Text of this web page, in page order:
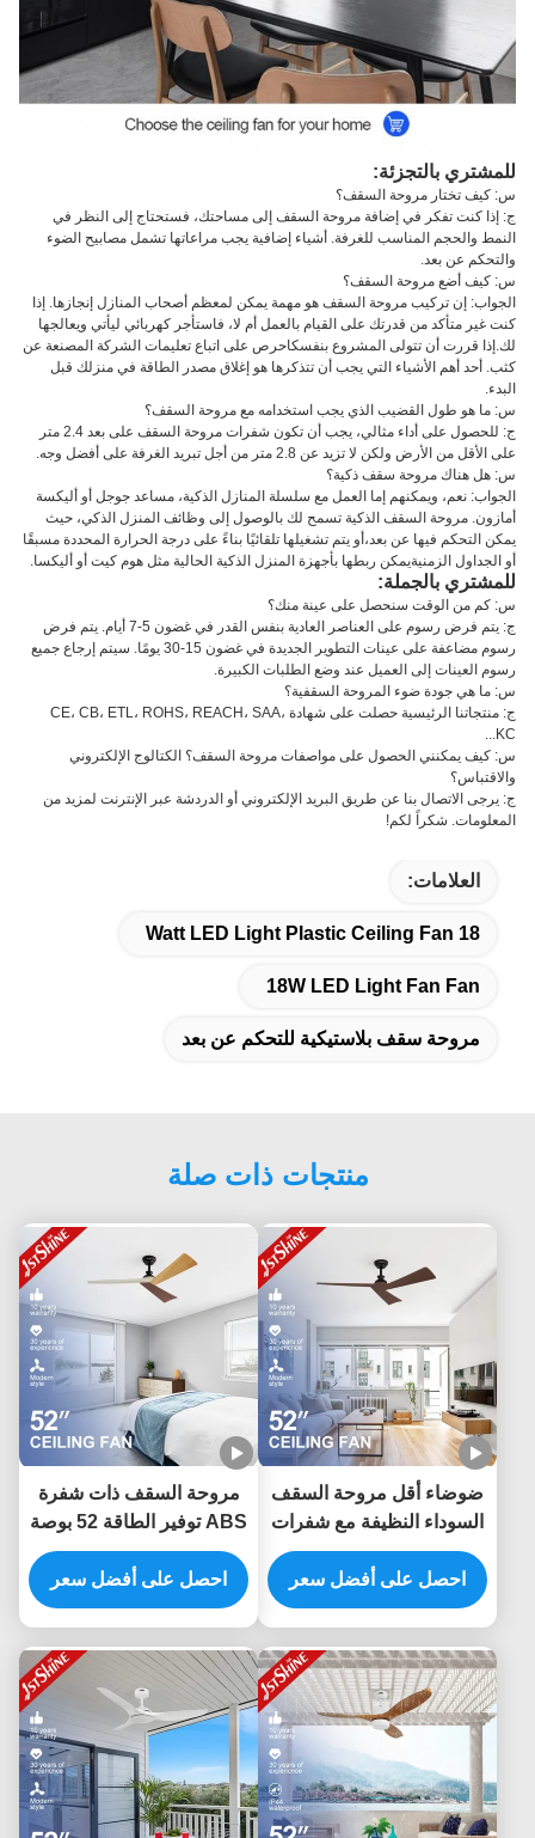
للمشتري بالتجزئة:
س: كيف تختار مروحة السقف؟
ج: إذا كنت تفكر في إضافة مروحة السقف إلى مساحتك، فستحتاج إلى النظر في
النمط والحجم المناسب للغرفة. أشياء إضافية يجب مراعاتها تشمل مصابيح الضوء
والتحكم عن بعد.
س: كيف أضع مروحة السقف؟
الجواب: إن تركيب مروحة السقف هو مهمة يمكن لمعظم أصحاب المنازل إنجازها. إذا
كنت غير متأكد من قدرتك على القيام بالعمل أم لا، فاستأجر كهربائي ليأتي ويعالجها
لك.إذا قررت أن تتولى المشروع بنفسكاحرص على اتباع تعليمات الشركة المصنعة عن
كثب. أحد أهم الأشياء التي يجب أن تتذكرها هو إغلاق مصدر الطاقة في منزلك قبل
البدء.
س: ما هو طول القضيب الذي يجب استخدامه مع مروحة السقف؟
ج: للحصول على أداء مثالي، يجب أن تكون شفرات مروحة السقف على بعد 2.4 متر
على الأقل من الأرض ولكن لا تزيد عن 2.8 متر من أجل تبريد الغرفة على أفضل وجه.
س: هل هناك مروحة سقف ذكية؟
الجواب: نعم، ويمكنهم إما العمل مع سلسلة المنازل الذكية، مساعد جوجل أو أليكسة
أمازون. مروحة السقف الذكية تسمح لك بالوصول إلى وظائف المنزل الذكي، حيث
يمكن التحكم فيها عن بعد،أو يتم تشغيلها تلقائيًا بناءً على درجة الحرارة المحددة مسبقًا
أو الجداول الزمنيةيمكن ربطها بأجهزة المنزل الذكية الحالية مثل هوم كيت أو أليكسا.
للمشتري بالجملة:
س: كم من الوقت سنحصل على عينة منك؟
ج: يتم فرض رسوم على العناصر العادية بنفس القدر في غضون 5-7 أيام. يتم فرض
رسوم مضاعفة على عينات التطوير الجديدة في غضون 15-30 يومًا. سيتم إرجاع جميع
رسوم العينات إلى العميل عند وضع الطلبات الكبيرة.
س: ما هي جودة ضوء المروحة السقفية؟
ج: منتجاتنا الرئيسية حصلت على شهادة CE، CB، ETL، ROHS، REACH، SAA،
KC...
س: كيف يمكنني الحصول على مواصفات مروحة السقف؟ الكتالوج الإلكتروني
والاقتباس؟
ج: يرجى الاتصال بنا عن طريق البريد الإلكتروني أو الدردشة عبر الإنترنت لمزيد من
المعلومات. شكراً لكم!
العلامات:
18 Watt LED Light Plastic Ceiling Fan
18W LED Light Fan Fan
مروحة سقف بلاستيكية للتحكم عن بعد
منتجات ذات صلة
ضوضاء أقل مروحة السقف
السوداء النظيفة مع شفرات
الحبوب الخشبية الداكنة ونوع
مفتاح التحكم عن بعد
احصل على أفضل سعر
مروحة السقف ذات شفرة
ABS توفير الطاقة 52 بوصة
مع التحكم الذكي APP
والتحكم عن بعد
احصل على أفضل سعر